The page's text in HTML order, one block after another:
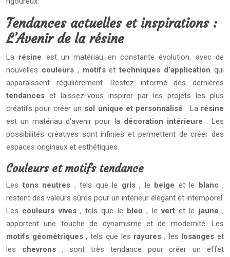
Tendances actuelles et inspirations :
L’Avenir de la résine
La résine est un matériau en constante évolution, avec de
nouvelles couleurs , motifsettechniques d’applicationqui
apparaissent régulièrement. Restez informé des dernières
tendances et laissez-vous inspirer par les projets les plus
créatifs pour créer un sol unique et personnalisé . La résine
est un matériau d’avenir pour la décoration intérieure . Les
possibilités créatives sont infinies et permettent de créer des
espaces originaux et esthétiques.
Couleurs et motifs tendance
Les tons neutres , tels que le gris , le beige et le blanc ,
restent des valeurs sûres pour un intérieur élégant et intemporel.
Les couleurs vives , tels que le bleu, levertet le jaune,
apportent une touche de dynamisme et de modernité. Les
motifs géométriques, tels que les rayures , les losangeset
les chevrons , sont très tendance pour créer un effet